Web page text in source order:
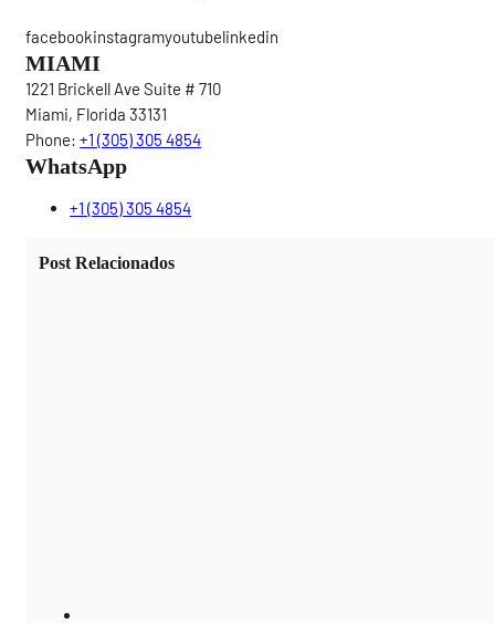
facebookinstagramyoutubelinkedin
MIAMI
1221 Brickell Ave Suite # 710
Miami, Florida 33131
Phone: +1 (305) 305 4854
WhatsApp
+1 (305) 305 4854
Post Relacionados